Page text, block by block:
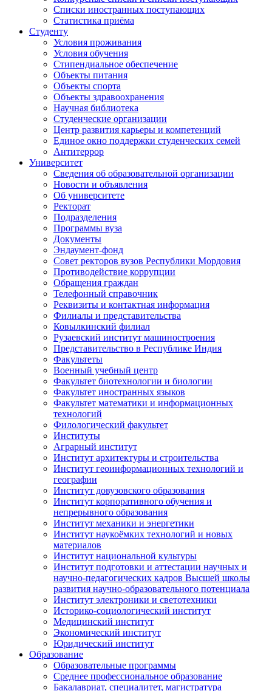
Списки иностранных поступающих
Статистика приёма
Студенту
Условия проживания
Условия обучения
Стипендиальное обеспечение
Объекты питания
Объекты спорта
Объекты здравоохранения
Научная библиотека
Студенческие организации
Центр развития карьеры и компетенций
Единое окно поддержки студенческих семей
Антитеррор
Университет
Сведения об образовательной организации
Новости и объявления
Об университете
Ректорат
Подразделения
Программы вуза
Документы
Эндаумент-фонд
Совет ректоров вузов Республики Мордовия
Противодействие коррупции
Обращения граждан
Телефонный справочник
Реквизиты и контактная информация
Филиалы и представительства
Ковылкинский филиал
Рузаевский институт машиностроения
Представительство в Республике Индия
Факультеты
Военный учебный центр
Факультет биотехнологии и биологии
Факультет иностранных языков
Факультет математики и информационных
технологий
Филологический факультет
Институты
Аграрный институт
Институт архитектуры и строительства
Институт геоинформационных технологий и
географии
Институт довузовского образования
Институт корпоративного обучения и
непрерывного образования
Институт механики и энергетики
Институт наукоёмких технологий и новых
материалов
Институт национальной культуры
Институт подготовки и аттестации научных и
научно-педагогических кадров Высшей школы
развития научно-образовательного потенциала
Институт электроники и светотехники
Историко-социологический институт
Медицинский институт
Экономический институт
Юридический институт
Образование
Образовательные программы
Среднее профессиональное образование
Бакалавриат, специалитет, магистратура